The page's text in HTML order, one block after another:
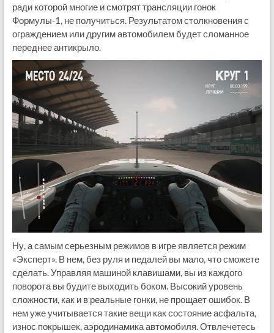
ради которой многие и смотрят трансляции гонок
Формулы-1, не получиться. Результатом столкновения с
ограждением или другим автомобилем будет сломанное
переднее антикрыло.
Ну, а самым серьезным режимов в игре является режим
«Эксперт». В нем, без руля и педалей вы мало, что сможете
сделать. Управляя машиной клавишами, вы из каждого
поворота вы будите выходить боком. Высокий уровень
сложности, как и в реальные гонки, не прощает ошибок. В
нем уже учитывается такие вещи как состояние асфальта,
износ покрышек, аэродинамика автомобиля. Отвлечетесь